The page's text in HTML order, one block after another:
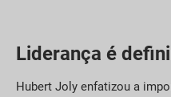
Liderança é
Hubert Joly enfatizou a